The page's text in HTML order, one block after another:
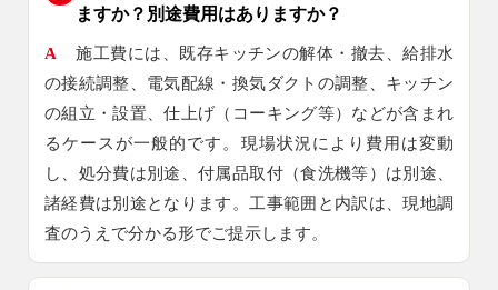
ますか？別途費用はありますか？
A
施工費には、既存キッチンの解体・撤去、給排水
の接続調整、電気配線・換気ダクトの調整、キッチン
の組立・設置、仕上げ（コーキング等）などが含まれ
るケースが一般的です。現場状況により費用は変動
し、処分費は別途、付属品取付（食洗機等）は別途、
諸経費は別途となります。工事範囲と内訳は、現地調
査のうえで分かる形でご提示します。